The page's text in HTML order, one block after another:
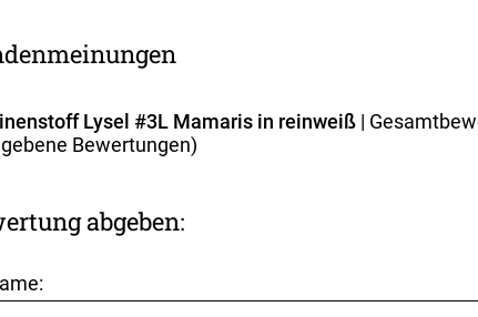
Lysel #3L Mamaris in reinweiß|
Bewertungen)
abgeben: